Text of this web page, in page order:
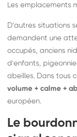
Les emplacements
D'autres situations
demandent une
occupés, anciens
d'enfants,
abeilles. Dans tous
volume + calme +
européen.
Le